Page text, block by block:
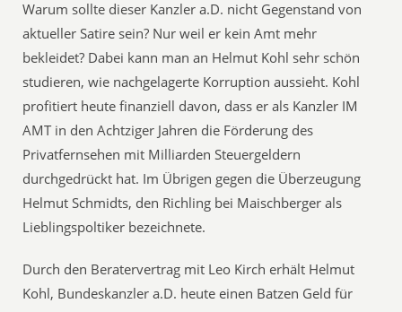
Warum sollte dieser Kanzler a.D. nicht Gegenstand von
aktueller Satire sein? Nur weil er kein Amt mehr
bekleidet? Dabei kann man an Helmut Kohl sehr schön
studieren, wie nachgelagerte Korruption aussieht. Kohl
profitiert heute finanziell davon, dass er als Kanzler IM
AMT in den Achtziger Jahren die Förderung des
Privatfernsehen mit Milliarden Steuergeldern
durchgedrückt hat. Im Übrigen gegen die Überzeugung
Helmut Schmidts, den Richling bei Maischberger als
Lieblingspoltiker bezeichnete.
Durch den Beratervertrag mit Leo Kirch erhält Helmut
Kohl, Bundeskanzler a.D. heute einen Batzen Geld für